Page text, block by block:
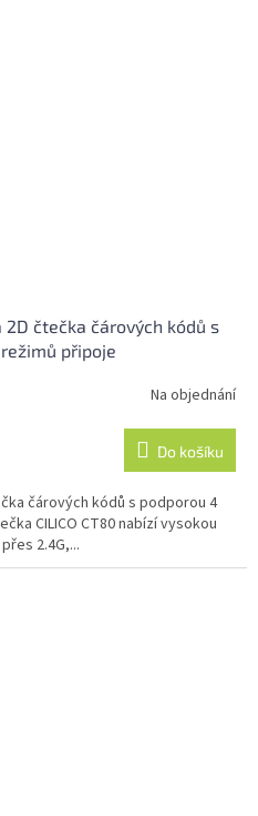
čtečka čárových kódů s
připoje
Na objednání
Do košíku
čárových kódů s podporou 4
CILICO CT80 nabízí vysokou
2.4G,...